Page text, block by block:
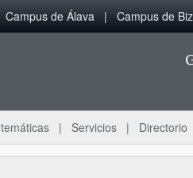
Campus de Álava Campus de
Servicios Directorio